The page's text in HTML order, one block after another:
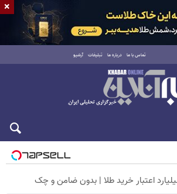
تماس با ما درباره ما تبلیغات آرشیو
شنبه ۱۷ مرداد ۱۴۰۵
×